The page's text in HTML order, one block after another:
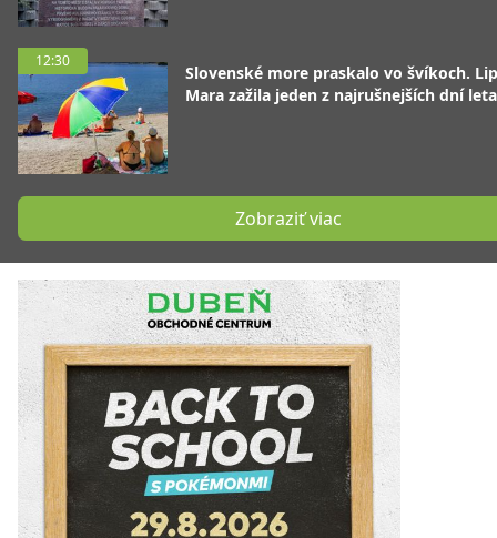
12:30
Slovenské more praskalo vo švíkoch.
Mara zažila jeden z najrušnejších dní leta
Zobraziť viac